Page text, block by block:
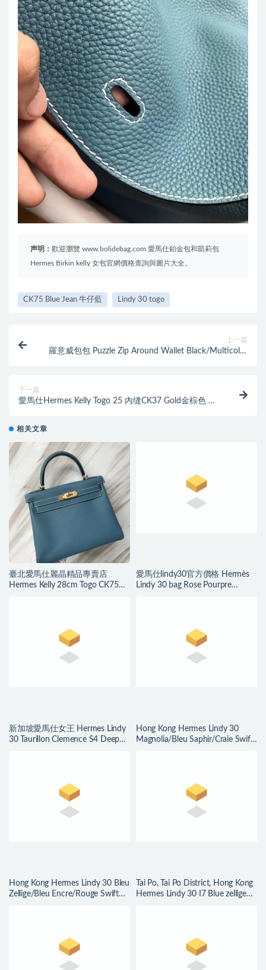
声明： 歡迎瀏覽 www.bolidebag.com 愛馬仕鉑金包和凱莉包
Hermes Birkin kelly 女包官網價格查詢與圖片大全。
CK75 Blue Jean 牛仔藍 Lindy 30 togo
上一篇
羅意威包包 Puzzle Zip Around Wallet Black/Multicolor
下一篇
愛馬仕Hermes Kelly Togo 25 內缝CK37 Gold金棕色 銀
相关文章
臺北愛馬仕麗晶精品專賣店
Hermes Kelly 28cm Togo CK75牛
愛馬仕lindy30官方價格 Hermès
Lindy 30 bag Rose Pourpre
新加坡愛馬仕女王 Hermes Lindy
30 Taurillon Clemence S4 Deep
Hong Kong Hermes Lindy 30
Magnolia/Bleu Saphir/Craie Swift
Hong Kong Hermes Lindy 30 Bleu
Zellige/Bleu Encre/Rouge Swift
Tai Po, Tai Po District, Hong Kong
Hermes Lindy 30 I7 Blue zellige